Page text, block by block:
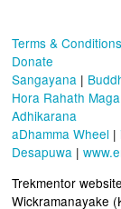
Terms & Conditions
Donate
Sangayana |
Hora Rahath Maga
Adhikarana
aDhamma Wheel |
Desapuwa |
Trekmentor
Wickramanayake